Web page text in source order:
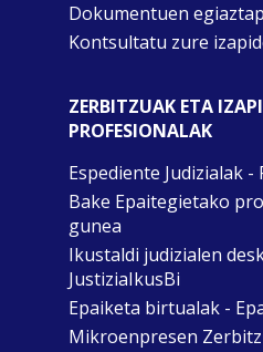
Dokumentuen
Kontsultatu zure
ZERBITZUAK ETA
PROFESIONALAK
Espediente Judizialak -
Bake Epaitegietako
gunea
Ikustaldi judizialen
JustiziaIkusBi
Epaiketa birtualak -
Mikroenpresen